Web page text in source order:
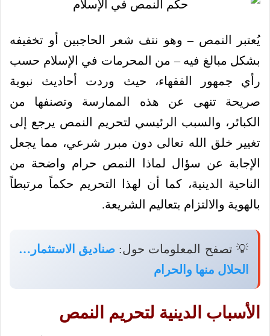
يُعتبر النمص – وهو نتف شعر الحاجبين أو تخفيفه
بشكل مبالغ فيه – من المحرمات في الإسلام حسب
رأي جمهور الفقهاء، حيث وردت أحاديث نبوية
صريحة تنهى عن هذه الممارسة وتصنفها من
الكبائر، والسبب الرئيسي لتحريم النمص يرجع إلى
تغيير خلق الله تعالى دون مبرر شرعي، مما يجعل
الإجابة عن سؤال لماذا النمص حرام واضحة من
الناحية الدينية، كما أن لهذا التحريم حكماً مرتبطاً
بالهوية والالتزام بتعاليم الشريعة.
💡 تصفح المعلومات حول: صناديق الاستثمار…
الحلال منها والحرام
الأسباب الدينية لتحريم النمص